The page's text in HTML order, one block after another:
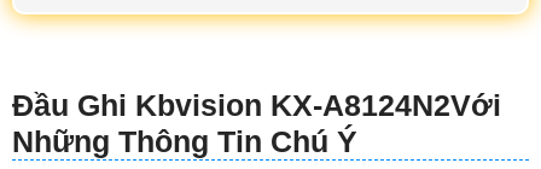
Đầu Ghi Kbvision KX-A8124N2Với
Những Thông Tin Chú Ý